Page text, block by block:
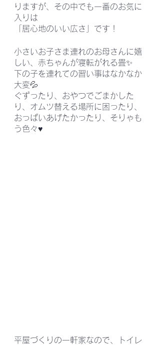
りますが、その中でも一番のお気に
入りは
「居心地のいい広さ」です！
小さいお子さま連れのお母さんに嬉
しい、赤ちゃんが寝転がれる畳✨
下の子を連れての習い事はなかなか
大変💦
ぐずったり、おやつでごまかした
り、オムツ替える場所に困ったり、
おっぱいあげたかったり、そりゃも
う色々♥️
平屋づくりの一軒家なので、トイレ